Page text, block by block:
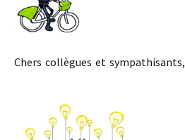
Chers collègues et sympathisants,